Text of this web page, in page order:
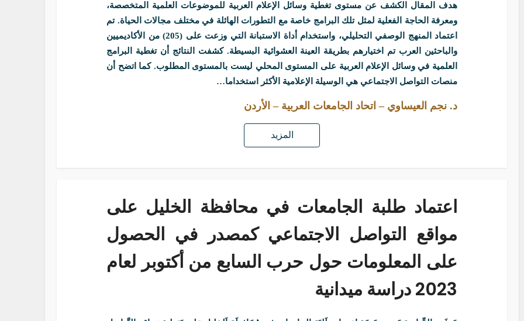
هدف المقال الكشف عن مستوى تغطية وسائل الإعلام العربية للموضوعات العلمية المتخصصة،
ومعرفة الحاجة الفعلية لمثل تلك البرامج خاصة مع التطورات الهائلة في مختلف مجالات الحياة. تم
اعتماد المنهج الوصفي التحليلي، واستخدام أداة الاستبانة التي وزعت على (205) من الأكاديميين
والباحثين العرب تم اختيارهم بطريقة العينة العشوائية البسيطة. كشفت النتائج أن تغطية البرامج
العلمية في وسائل الإعلام العربية على المستوى المحلي ليست بالمستوى المطلوب. كما اتضح أن
منصات التواصل الاجتماعي هي الوسيلة الإعلامية الأكثر استخداما…
د. نجم العيساوي – اتحاد الجامعات العربية – الأردن
المزيد
اعتماد طلبة الجامعات في محافظة الخليل على
مواقع التواصل الاجتماعي كمصدر في الحصول
على المعلومات حول حرب السابع من أكتوبر لعام
2023 دراسة ميدانية